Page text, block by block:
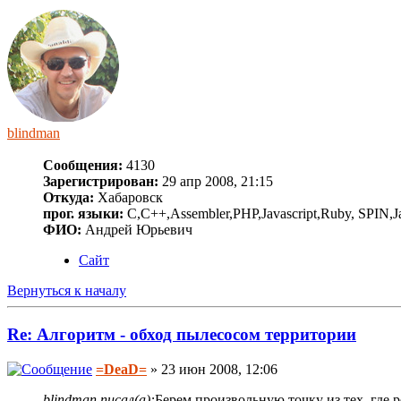
blindman
Сообщения: 4130
Зарегистрирован: 29 апр 2008, 21:15
Откуда: Хабаровск
прог. языки: C,C++,Assembler,PHP,Javascript,Ruby,
ФИО: Андрей Юрьевич
Сайт
Вернуться к началу
Re: Алгоритм - обход пылесосом территории
=DeaD= » 23 июн 2008, 12:06